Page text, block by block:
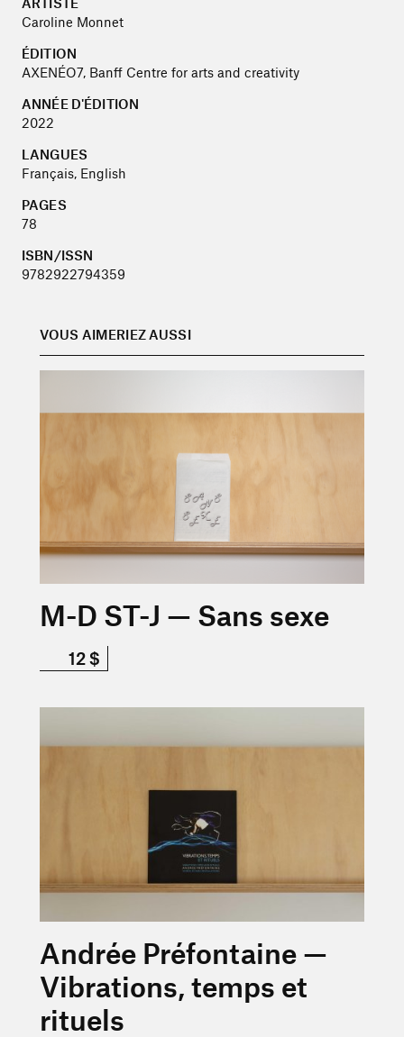
Caroline Monnet
ÉDITION
AXENÉO7, Banff Centre for arts and creativity
ANNÉE D'ÉDITION
2022
LANGUES
Français, English
PAGES
78
ISBN/ISSN
9782922794359
VOUS AIMERIEZ AUSSI
M-D ST-J — Sans sexe
12 $
Andrée Préfontaine —
Vibrations, temps et
rituels